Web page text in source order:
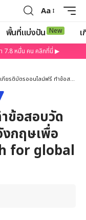
Aa
พื้นที่แบ่งปัน New
7.8 หมื่น คน คลิกที่นี่ ▶
เกียรติบัตรออนไลน์ฟรี ทำข้อสอบวัดระดับความรู้ เรื่อง ภาษาอังกฤษเพื่อการสื่อสารสากล English for global communication
ข้อสอบวัด
งกฤษเพื่อ
for global